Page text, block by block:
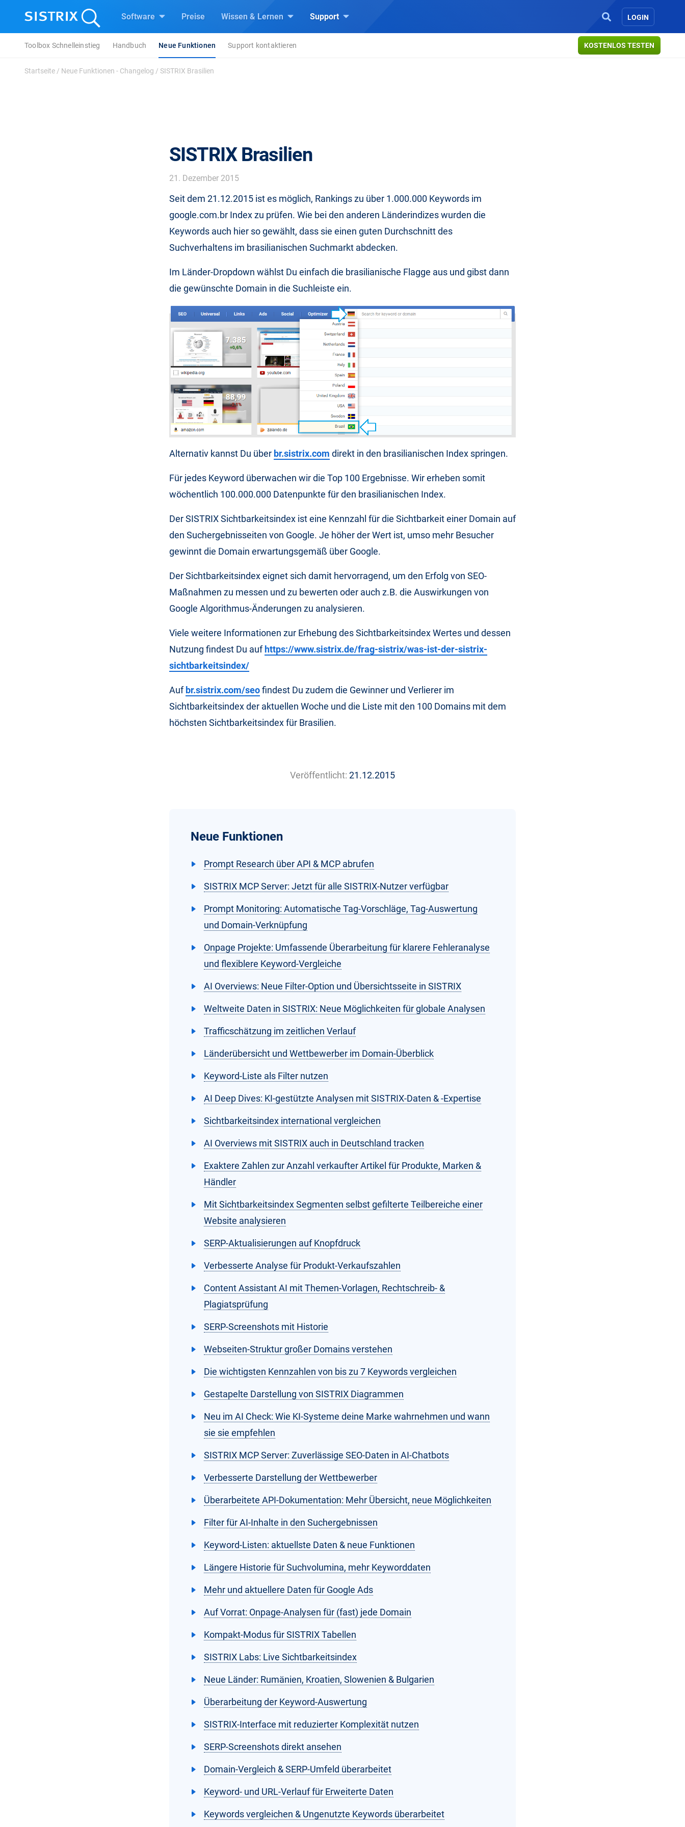
Software Preise Wissen & Lernen Support LOGIN
KOSTENLOS TESTEN
Toolbox Schnelleinstieg Handbuch Neue Funktionen Support kontaktieren
Startseite / Neue Funktionen - Changelog / SISTRIX Brasilien
SISTRIX Brasilien
21. Dezember 2015
Seit dem 21.12.2015 ist es möglich, Rankings zu über 1.000.000 Keywords im
google.com.br Index zu prüfen. Wie bei den anderen Länderindizes wurden die
Keywords auch hier so gewählt, dass sie einen guten Durchschnitt des
Suchverhaltens im brasilianischen Suchmarkt abdecken.
Im Länder-Dropdown wählst Du einfach die brasilianische Flagge aus und gibst dann
die gewünschte Domain in die Suchleiste ein.
Alternativ kannst Du über br.sistrix.com direkt in den brasilianischen Index springen.
Für jedes Keyword überwachen wir die Top 100 Ergebnisse. Wir erheben somit
wöchentlich 100.000.000 Datenpunkte für den brasilianischen Index.
Der SISTRIX Sichtbarkeitsindex ist eine Kennzahl für die Sichtbarkeit einer Domain auf
den Suchergebnisseiten von Google. Je höher der Wert ist, umso mehr Besucher
gewinnt die Domain erwartungsgemäß über Google.
Der Sichtbarkeitsindex eignet sich damit hervorragend, um den Erfolg von SEO-
Maßnahmen zu messen und zu bewerten oder auch z.B. die Auswirkungen von
Google Algorithmus-Änderungen zu analysieren.
Viele weitere Informationen zur Erhebung des Sichtbarkeitsindex Wertes und dessen
Nutzung findest Du aufhttps://www.sistrix.de/frag-sistrix/was-ist-der-sistrix-
sichtbarkeitsindex/
Aufbr.sistrix.com/seofindest Du zudem die Gewinner und Verlierer im
Sichtbarkeitsindex der aktuellen Woche und die Liste mit den 100 Domains mit dem
höchsten Sichtbarkeitsindex für Brasilien.
Veröffentlicht: 21.12.2015
Neue Funktionen
Prompt Research über API & MCP abrufen
SISTRIX MCP Server: Jetzt für alle SISTRIX-Nutzer verfügbar
Prompt Monitoring: Automatische Tag-Vorschläge, Tag-Auswertung
und Domain-Verknüpfung
Onpage Projekte: Umfassende Überarbeitung für klarere Fehleranalyse
und flexiblere Keyword-Vergleiche
AI Overviews: Neue Filter-Option und Übersichtsseite in SISTRIX
Weltweite Daten in SISTRIX: Neue Möglichkeiten für globale Analysen
Trafficschätzung im zeitlichen Verlauf
Länderübersicht und Wettbewerber im Domain-Überblick
Keyword-Liste als Filter nutzen
AI Deep Dives: KI-gestützte Analysen mit SISTRIX-Daten & -Expertise
Sichtbarkeitsindex international vergleichen
AI Overviews mit SISTRIX auch in Deutschland tracken
Exaktere Zahlen zur Anzahl verkaufter Artikel für Produkte, Marken &
Händler
Mit Sichtbarkeitsindex Segmenten selbst gefilterte Teilbereiche einer
Website analysieren
SERP-Aktualisierungen auf Knopfdruck
Verbesserte Analyse für Produkt-Verkaufszahlen
Content Assistant AI mit Themen-Vorlagen, Rechtschreib- &
Plagiatsprüfung
SERP-Screenshots mit Historie
Webseiten-Struktur großer Domains verstehen
Die wichtigsten Kennzahlen von bis zu 7 Keywords vergleichen
Gestapelte Darstellung von SISTRIX Diagrammen
Neu im AI Check: Wie KI-Systeme deine Marke wahrnehmen und wann
sie sie empfehlen
SISTRIX MCP Server: Zuverlässige SEO-Daten in AI-Chatbots
Verbesserte Darstellung der Wettbewerber
Überarbeitete API-Dokumentation: Mehr Übersicht, neue Möglichkeiten
Filter für AI-Inhalte in den Suchergebnissen
Keyword-Listen: aktuellste Daten & neue Funktionen
Längere Historie für Suchvolumina, mehr Keyworddaten
Mehr und aktuellere Daten für Google Ads
Auf Vorrat: Onpage-Analysen für (fast) jede Domain
Kompakt-Modus für SISTRIX Tabellen
SISTRIX Labs: Live Sichtbarkeitsindex
Neue Länder: Rumänien, Kroatien, Slowenien & Bulgarien
Überarbeitung der Keyword-Auswertung
SISTRIX-Interface mit reduzierter Komplexität nutzen
SERP-Screenshots direkt ansehen
Domain-Vergleich & SERP-Umfeld überarbeitet
Keyword- und URL-Verlauf für Erweiterte Daten
Keywords vergleichen & Ungenutzte Keywords überarbeitet